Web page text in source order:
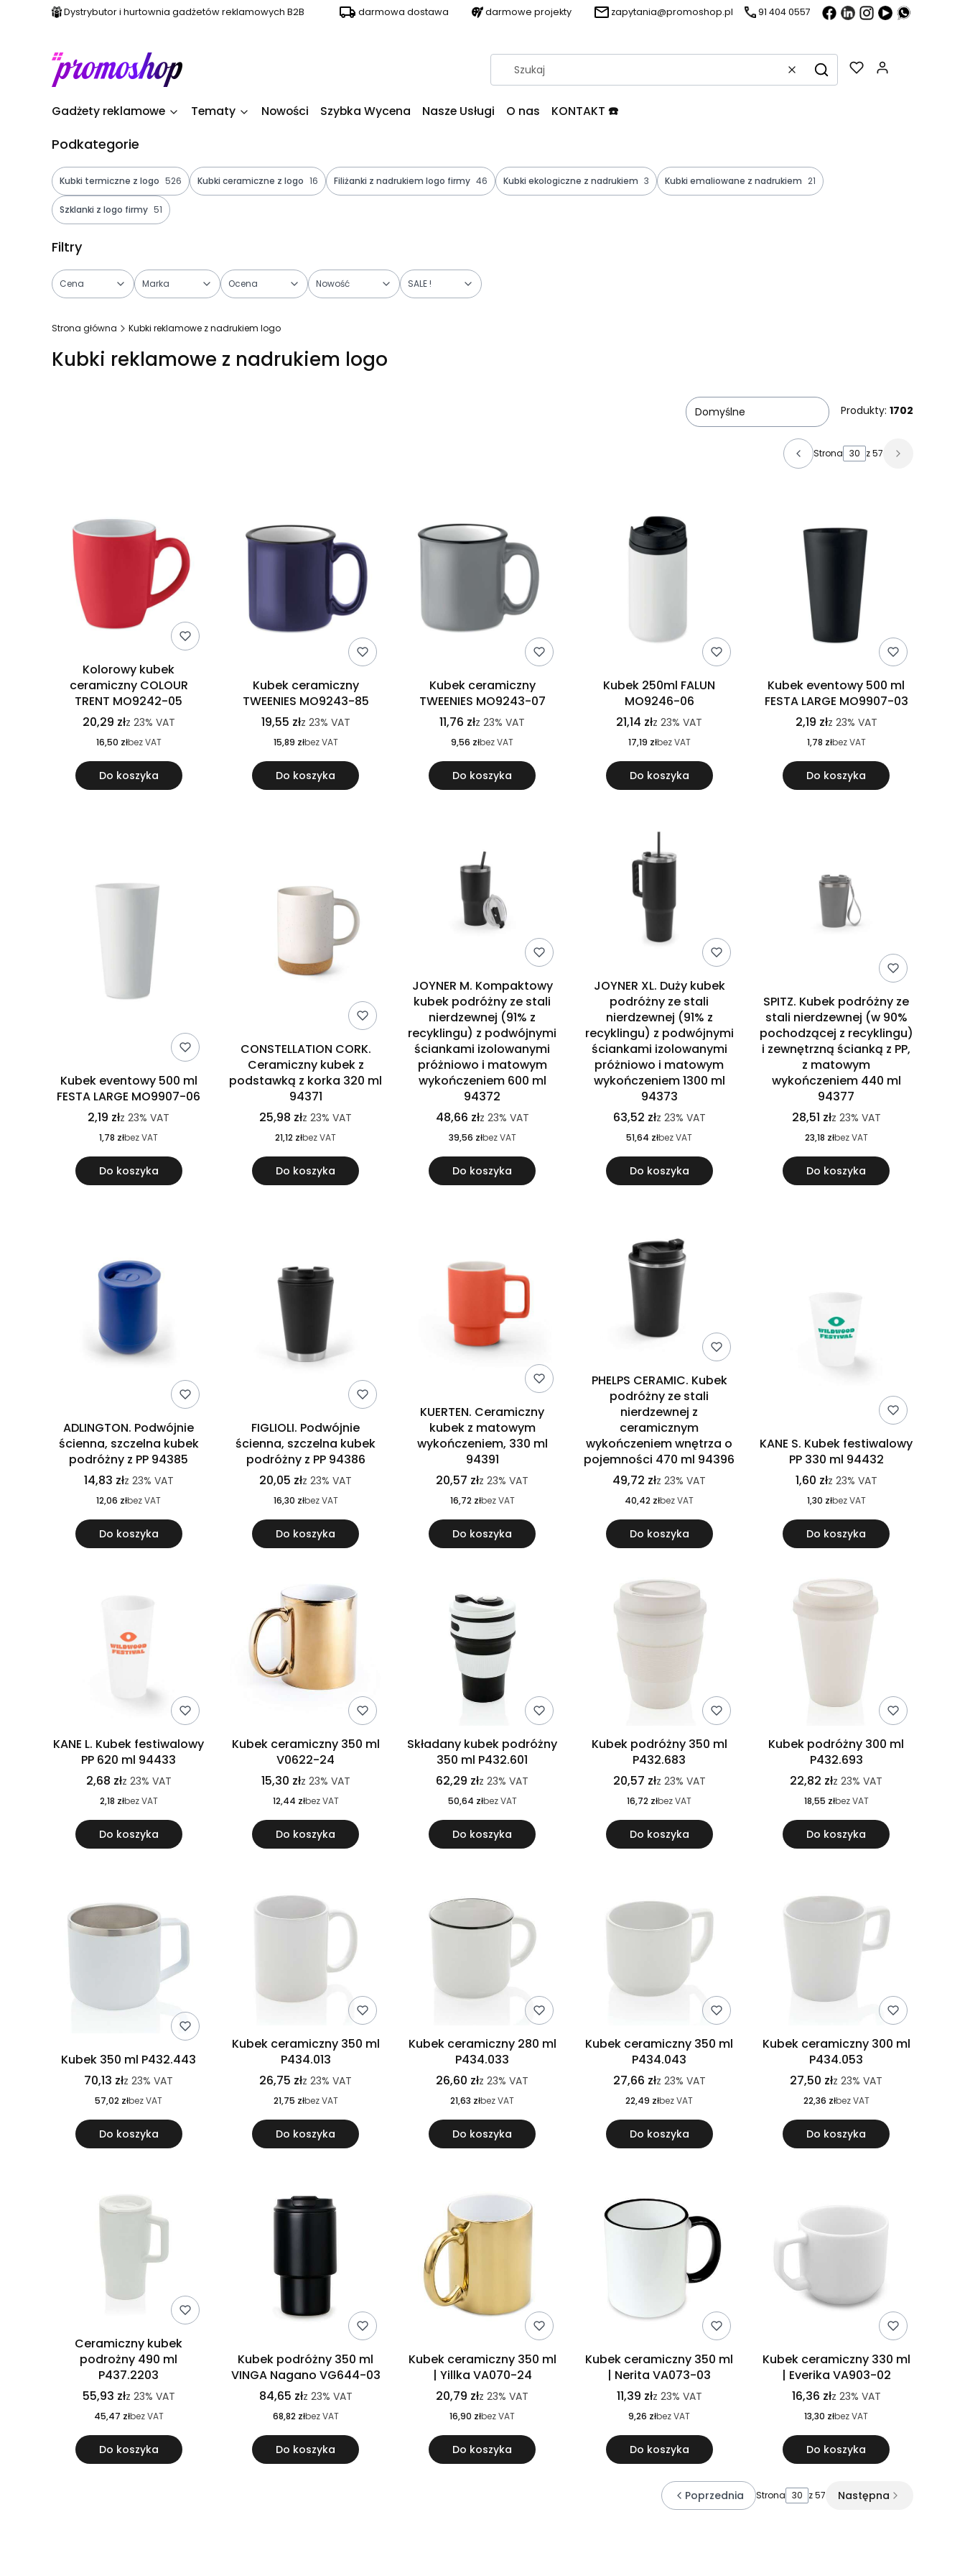
Dystrybutor i hurtownia gadżetów reklamowych B2B darmowa dostawa darmowe projekty zapytania@promoshop.pl 91 404 0557
WyczyśćSzukaj
Gadżety reklamowe Tematy Nowości Szybka Wycena Nasze Usługi O nas KONTAKT ☎️
Podkategorie
Kubki termiczne z logo 526 Kubki ceramiczne z logo 16 Filiżanki z nadrukiem logo firmy 46 Kubki ekologiczne z nadrukiem 3 Kubki emaliowane z nadrukiem 21
Szklanki z logo firmy 51
Filtry
Cena Marka Ocena Nowość SALE !
Strona główna Kubki reklamowe z nadrukiem logo
Kubki reklamowe z nadrukiem logo
Domyślne Produkty: 1702
Strona z 57
Kolorowy kubek
ceramiczny COLOUR
TRENT MO9242-05
20,29 złz 23% VAT
16,50 złbez VAT
Do koszyka
Kubek ceramiczny
TWEENIES MO9243-85
19,55 złz 23% VAT
15,89 złbez VAT
Do koszyka
Kubek ceramiczny
TWEENIES MO9243-07
11,76 złz23% VAT
9,56 złbez VAT
Do koszyka
Kubek 250ml FALUN
MO9246-06
21,14 złz23% VAT
17,19 złbez VAT
Do koszyka
Kubek eventowy 500 ml
FESTA LARGE MO9907-03
2,19 złz 23% VAT
1,78 złbez VAT
Do koszyka
Kubek eventowy 500 ml
FESTA LARGE MO9907-06
2,19 złz23% VAT
1,78 złbez VAT
Do koszyka
CONSTELLATION CORK.
Ceramiczny kubek z
podstawką z korka 320 ml
94371
25,98 złz23% VAT
21,12 złbez VAT
Do koszyka
JOYNER M. Kompaktowy
kubek podróżny ze stali
nierdzewnej (91% z
recyklingu) z podwójnymi
ściankami izolowanymi
próżniowo i matowym
wykończeniem 600 ml
94372
48,66 złz 23% VAT
39,56 złbez VAT
Do koszyka
JOYNER XL. Duży kubek
podróżny ze stali
nierdzewnej (91% z
recyklingu) z podwójnymi
ściankami izolowanymi
próżniowo i matowym
wykończeniem 1300 ml
94373
63,52 złz 23% VAT
51,64 złbez VAT
Do koszyka
SPITZ. Kubek podróżny ze
stali nierdzewnej (w 90%
pochodzącej z recyklingu)
i zewnętrzną ścianką z PP,
z matowym
wykończeniem 440 ml
94377
28,51 złz 23% VAT
23,18 złbez VAT
Do koszyka
ADLINGTON. Podwójnie
ścienna, szczelna kubek
podróżny z PP 94385
14,83 złz 23% VAT
12,06 złbez VAT
Do koszyka
FIGLIOLI. Podwójnie
ścienna, szczelna kubek
podróżny z PP 94386
20,05 złz23% VAT
16,30 złbez VAT
Do koszyka
KUERTEN. Ceramiczny
kubek z matowym
wykończeniem, 330 ml
94391
20,57 złz23% VAT
16,72 złbez VAT
Do koszyka
PHELPS CERAMIC. Kubek
podróżny ze stali
nierdzewnej z
ceramicznym
wykończeniem wnętrza o
pojemności 470 ml 94396
49,72 złz23% VAT
40,42 złbez VAT
Do koszyka
KANE S. Kubek festiwalowy
PP 330 ml 94432
1,60 złz 23% VAT
1,30 złbez VAT
Do koszyka
KANE L. Kubek festiwalowy
PP 620 ml 94433
2,68 złz 23% VAT
2,18 złbez VAT
Do koszyka
Kubek ceramiczny 350 ml
V0622-24
15,30 złz 23% VAT
12,44 złbez VAT
Do koszyka
Składany kubek podróżny
350 ml P432.601
62,29 złz23% VAT
50,64 złbez VAT
Do koszyka
Kubek podróżny 350 ml
P432.683
20,57 złz 23% VAT
16,72 złbez VAT
Do koszyka
Kubek podróżny 300 ml
P432.693
22,82 złz23% VAT
18,55 złbez VAT
Do koszyka
Kubek 350 ml P432.443
70,13 złz23% VAT
57,02 złbez VAT
Do koszyka
Kubek ceramiczny 350 ml
P434.013
26,75 złz23% VAT
21,75 złbez VAT
Do koszyka
Kubek ceramiczny 280 ml
P434.033
26,60 złz23% VAT
21,63 złbez VAT
Do koszyka
Kubek ceramiczny 350 ml
P434.043
27,66 złz 23% VAT
22,49 złbez VAT
Do koszyka
Kubek ceramiczny 300 ml
P434.053
27,50 złz23% VAT
22,36 złbez VAT
Do koszyka
Ceramiczny kubek
podrożny 490 ml
P437.2203
55,93 złz 23% VAT
45,47 złbez VAT
Do koszyka
Kubek podróżny 350 ml
VINGA Nagano VG644-03
84,65 złz 23% VAT
68,82 złbez VAT
Do koszyka
Kubek ceramiczny 350 ml
| Yillka VA070-24
20,79 złz23% VAT
16,90 złbez VAT
Do koszyka
Kubek ceramiczny 350 ml
| Nerita VA073-03
11,39 złz 23% VAT
9,26 złbez VAT
Do koszyka
Kubek ceramiczny 330 ml
| Everika VA903-02
16,36 złz 23% VAT
13,30 złbez VAT
Do koszyka
Poprzednia Strona z 57 Następna